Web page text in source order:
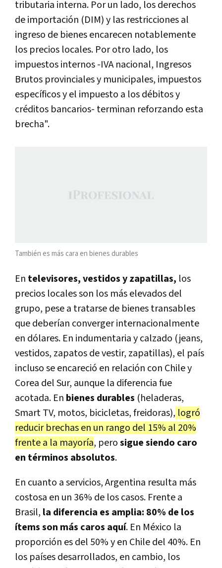
tributaria interna. Por un lado, los derechos
de importación (DIM) y las restricciones al
ingreso de bienes encarecen notablemente
los precios locales. Por otro lado, los
impuestos internos -IVA nacional, Ingresos
Brutos provinciales y municipales, impuestos
específicos y el impuesto a los débitos y
créditos bancarios- terminan reforzando esta
brecha".
También es más cara en bienes durables
En televisores, vestidos y zapatillas, los
precios locales son los más elevados del
grupo, pese a tratarse de bienes transables
que deberían converger internacionalmente
en dólares. En indumentaria y calzado (jeans,
vestidos, zapatos de vestir, zapatillas), el país
incluso se encareció en relación con Chile y
Corea del Sur, aunque la diferencia fue
acotada. En bienes durables (heladeras,
Smart TV, motos, bicicletas, freidoras), logró
reducir brechas en un rango del 15% al 20%
frente a la mayoría, perosigue siendo caro
en términos absolutos.
En cuanto a servicios, Argentina resulta más
costosa en un 36% de los casos. Frente a
Brasil, la diferencia es amplia: 80% de los
ítems son más caros aquí. En México la
proporción es del 50% y en Chile del 40%. En
los países desarrollados, en cambio, los